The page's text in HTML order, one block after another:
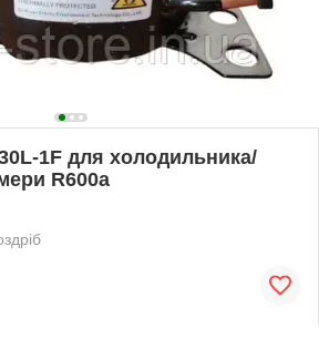
1F для холодильника/
R600а